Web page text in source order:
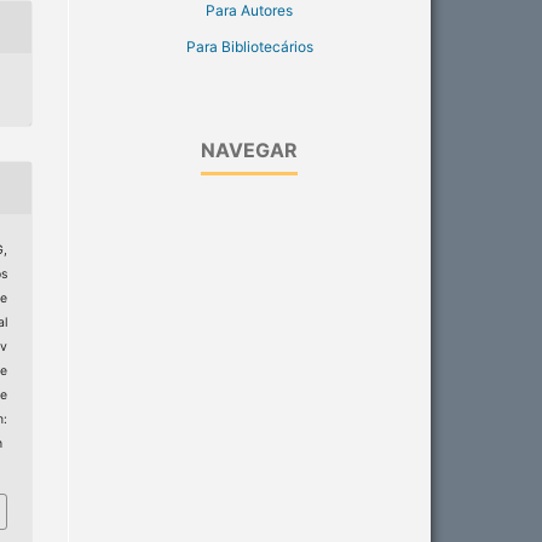
Para Autores
Para Bibliotecários
NAVEGAR